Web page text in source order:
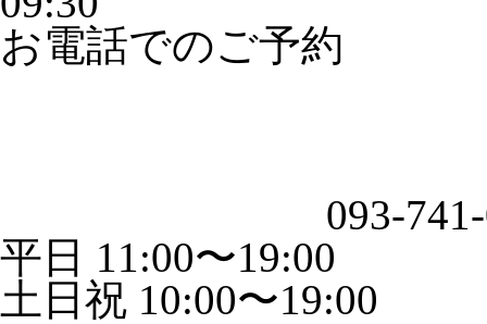
お電話でのご予約
093-
平日 11:00〜19:00
土日祝 10:00〜19:00